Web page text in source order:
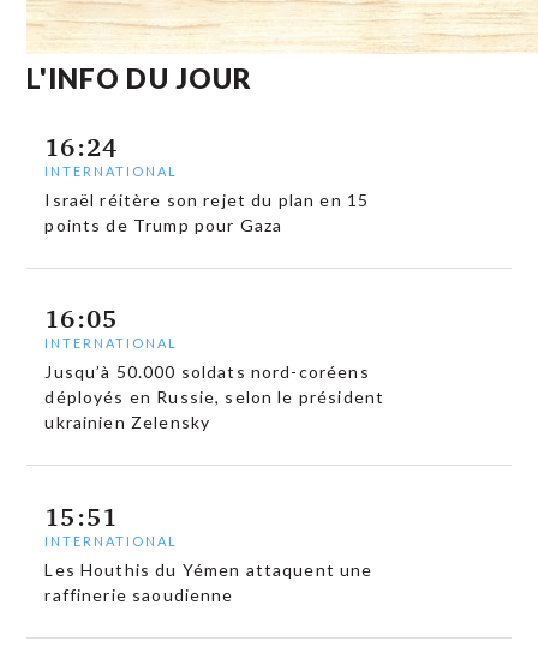
L'INFO DU JOUR
16:24
INTERNATIONAL
Israël réitère son rejet du plan en 15
points de Trump pour Gaza
16:05
INTERNATIONAL
Jusqu’à 50.000 soldats nord-coréens
déployés en Russie, selon le président
ukrainien Zelensky
15:51
INTERNATIONAL
Les Houthis du Yémen attaquent une
raffinerie saoudienne